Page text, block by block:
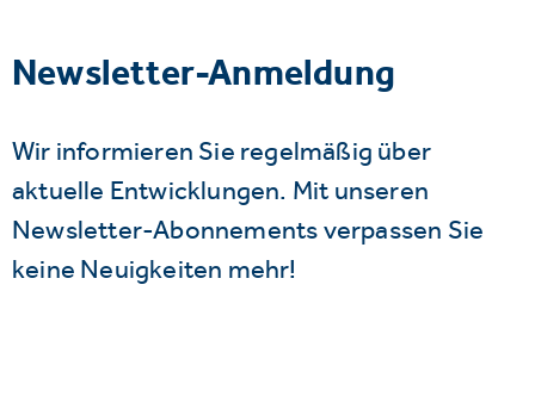
Newsletter-Anmeldung
Wir informieren Sie regelmäßig über
aktuelle Entwicklungen. Mit unseren
Newsletter-Abonnements verpassen Sie
keine Neuigkeiten mehr!